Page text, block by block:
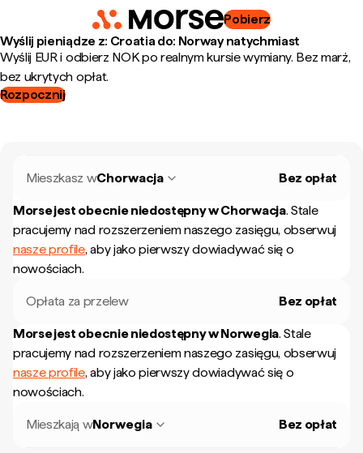
Pobierz
Wyślij pieniądze z: Croatia do: Norway natychmiast
Wyślij EUR i odbierz NOK po realnym kursie wymiany. Bez marż,
bez ukrytych opłat.
Rozpocznij
Mieszkasz wChorwacja Bez opłat
Morse jest obecnie niedostępny wChorwacja. Stale
pracujemy nad rozszerzeniem naszego zasięgu, obserwuj
nasze profile, aby jako pierwszy dowiadywać się o
nowościach.
Opłata za przelew Bez opłat
Morse jest obecnie niedostępny wNorwegia. Stale
pracujemy nad rozszerzeniem naszego zasięgu, obserwuj
nasze profile, aby jako pierwszy dowiadywać się o
nowościach.
Mieszkają wNorwegia Bez opłat